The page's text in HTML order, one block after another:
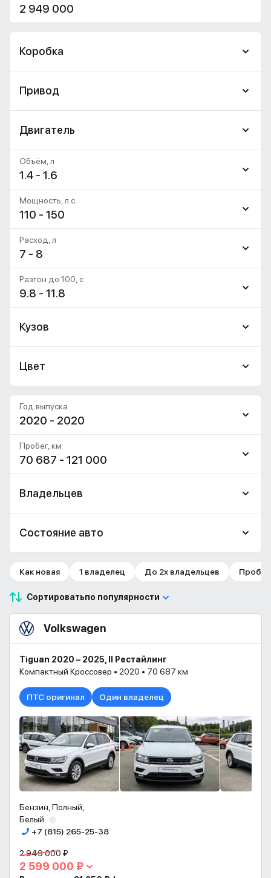
Коробка
Привод
Двигатель
1.4 - 1.6
Объём, л
110 - 150
Мощность, л.с.
7 - 8
Расход, л
9.8 - 11.8
Разгон до 100, c
Кузов
Цвет
2020 - 2020
Год выпуска
70 687 - 121 000
Пробег, км
Владельцев
Состояние авто
Как новая 1 владелец До 2х владельцев
Сортироватьпо популярности
Volkswagen
Tiguan 2020 – 2025, II Рестайлинг
Компактный Кроссовер • 2020 • 70 687 км
ПТС оригинал Один владелец
Бензин, Полный,
Белый
+7 (815) 265-25-38
2 949 000 ₽
2 599 000 ₽